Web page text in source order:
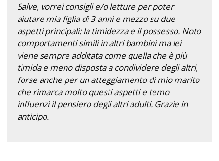
Salve, vorrei consigli e/o letture per poter
aiutare mia figlia di 3 anni e mezzo su due
aspetti principali: la timidezza e il possesso. Noto
comportamenti simili in altri bambini ma lei
viene sempre additata come quella che è più
timida e meno disposta a condividere degli altri,
forse anche per un atteggiamento di mio marito
che rimarca molto questi aspetti e temo
influenzi il pensiero degli altri adulti. Grazie in
anticipo.